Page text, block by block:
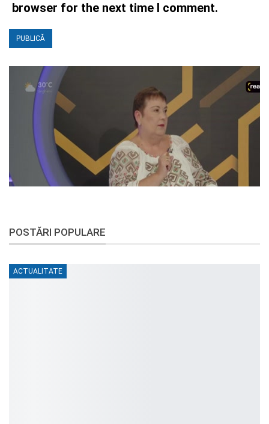
browser for the next time I comment.
POSTĂRI POPULARE
ACTUALITATE